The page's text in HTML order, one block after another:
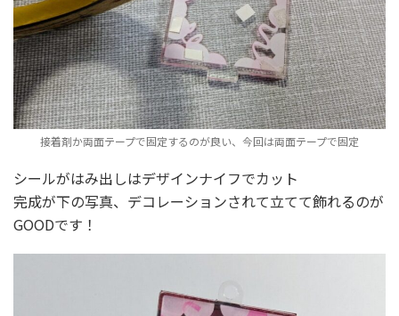
接着剤か両面テープで固定するのが良い、今回は両面テープで固定
シールがはみ出しはデザインナイフでカット
完成が下の写真、デコレーションされて立てて飾れるのが
GOODです！